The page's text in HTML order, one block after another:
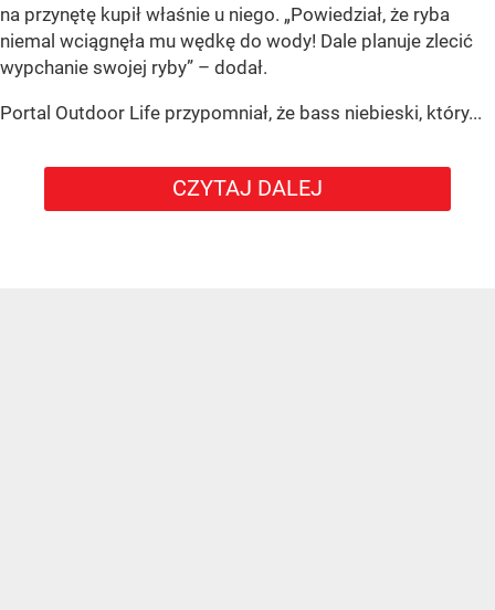
na przynętę kupił właśnie u niego. „Powiedział, że ryba
niemal wciągnęła mu wędkę do wody! Dale planuje zlecić
wypchanie swojej ryby” – dodał.
Portal Outdoor Life przypomniał, że bass niebieski, który...
CZYTAJ DALEJ